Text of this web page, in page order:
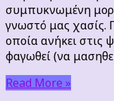
συμπυκνωμένη
γνωστό μας χασίς.
οποία ανήκει στις
φαγωθεί (να
Read More »